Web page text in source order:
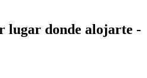
lugar donde alojarte -